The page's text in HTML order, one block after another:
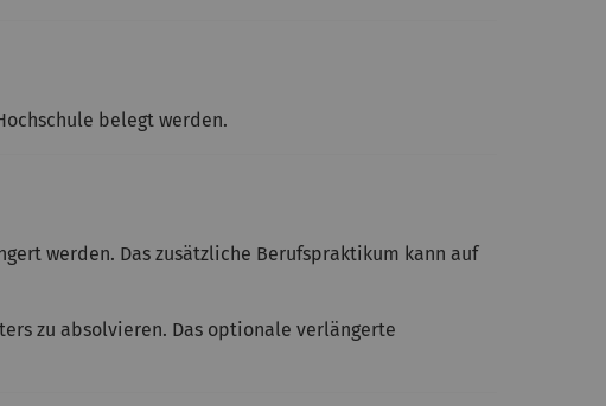
belegt werden.
werden. Das zusätzliche Berufspraktikum kann auf
zu absolvieren. Das optionale verlängerte